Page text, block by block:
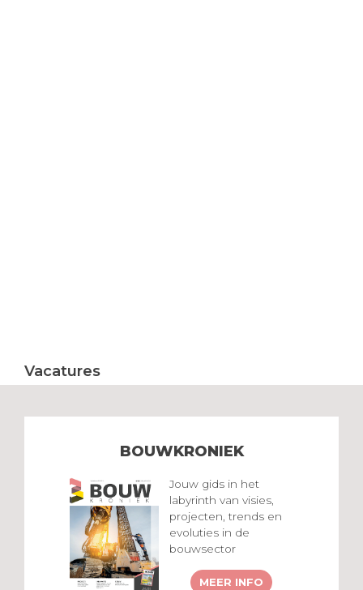
Vacatures
BOUWKRONIEK
Jouw gids in het
labyrinth van visies,
projecten, trends en
evoluties in de
bouwsector
MEER INFO